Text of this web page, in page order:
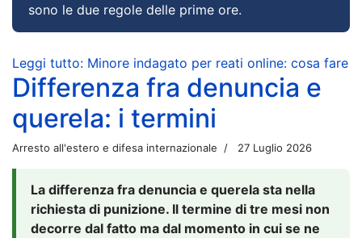
sono le due regole delle prime ore.
Leggi tutto: Minore indagato per reati online: cosa fare
Differenza fra denuncia e
querela: i termini
Arresto all'estero e difesa internazionale 27 Luglio 2026
La differenza fra denuncia e querela sta nella
richiesta di punizione. Il termine di tre mesi non
decorre dal fatto ma dal momento in cui se ne